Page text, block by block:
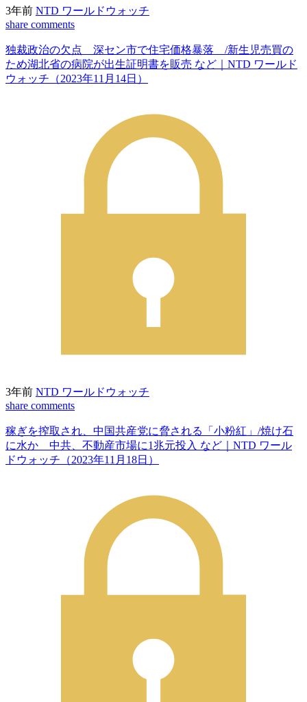
3年前 NTD ワールドウォッチ
share comments
独裁政治の欠点 深セン市で住宅価格暴落 /新生児売買の
ため湖北省の病院が出生証明書を販売 など｜NTD ワールド
ウォッチ（2023年11月14日）
3年前 NTD ワールドウォッチ
share comments
稼ぎを搾取され、中国共産党に脅される「小粉紅」/焼け石
に水か 中共、不動産市場に1兆元投入 など｜NTD ワール
ドウォッチ（2023年11月18日）